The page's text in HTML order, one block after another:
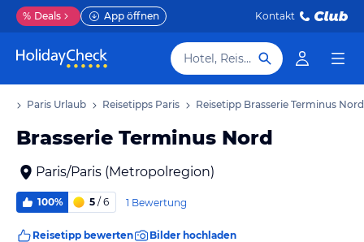
% Deals App öffnen Kontakt
Hotel, Reiseziel
Paris Urlaub Reisetipps Paris Reisetipp Brasserie Terminus Nord
Brasserie Terminus Nord
Paris/Paris (Metropolregion)
100% 5 / 6 1 Bewertung
Reisetipp bewerten Bilder hochladen